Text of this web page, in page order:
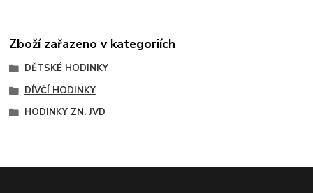
Zboží zařazeno v kategoriích
DĚTSKÉ HODINKY
DÍVČÍ HODINKY
HODINKY ZN. JVD